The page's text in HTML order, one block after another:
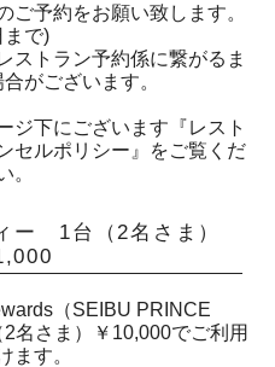
ご予約をお願い致します。
まで)
ストラン予約係に繋がるま
がございます。
ジ下にございます『レスト
セルポリシー』をご覧くだ
。
ー 1台（2名さま）
（SEIBU PRINCE
名さま）￥10,000でご利用
ます。